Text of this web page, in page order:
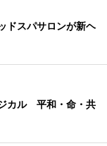
ドスパサロンが新ヘ
カル 平和・命・共